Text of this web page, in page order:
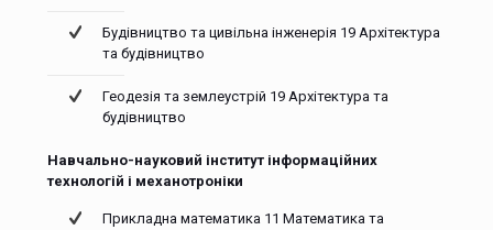
Будівництво та цивільна інженерія 19 Архітектура
та будівництво
Геодезія та землеустрій 19 Архітектура та
будівництво
Навчально-науковий інститут інформаційних
технологій і механотроніки
Прикладна математика 11 Математика та